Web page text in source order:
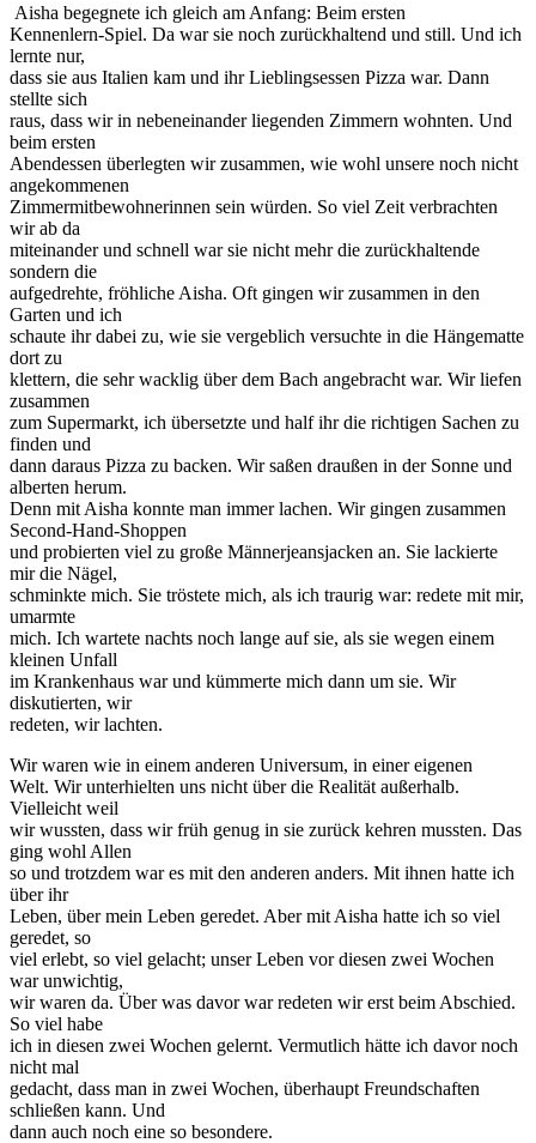
Aisha begegnete ich gleich am Anfang: Beim ersten
Kennenlern-Spiel. Da war sie noch zurückhaltend und still. Und ich
lernte nur,
dass sie aus Italien kam und ihr Lieblingsessen Pizza war. Dann
stellte sich
raus, dass wir in nebeneinander liegenden Zimmern wohnten. Und
beim ersten
Abendessen überlegten wir zusammen, wie wohl unsere noch nicht
angekommenen
Zimmermitbewohnerinnen sein würden. So viel Zeit verbrachten
wir ab da
miteinander und schnell war sie nicht mehr die zurückhaltende
sondern die
aufgedrehte, fröhliche Aisha. Oft gingen wir zusammen in den
Garten und ich
schaute ihr dabei zu, wie sie vergeblich versuchte in die Hängematte
dort zu
klettern, die sehr wacklig über dem Bach angebracht war. Wir liefen
zusammen
zum Supermarkt, ich übersetzte und half ihr die richtigen Sachen zu
finden und
dann daraus Pizza zu backen. Wir saßen draußen in der Sonne und
alberten herum.
Denn mit Aisha konnte man immer lachen. Wir gingen zusammen
Second-Hand-Shoppen
und probierten viel zu große Männerjeansjacken an. Sie lackierte
mir die Nägel,
schminkte mich. Sie tröstete mich, als ich traurig war: redete mit mir,
umarmte
mich. Ich wartete nachts noch lange auf sie, als sie wegen einem
kleinen Unfall
im Krankenhaus war und kümmerte mich dann um sie. Wir
diskutierten, wir
redeten, wir lachten.
Wir waren wie in einem anderen Universum, in einer eigenen
Welt. Wir unterhielten uns nicht über die Realität außerhalb.
Vielleicht weil
wir wussten, dass wir früh genug in sie zurück kehren mussten. Das
ging wohl Allen
so und trotzdem war es mit den anderen anders. Mit ihnen hatte ich
über ihr
Leben, über mein Leben geredet. Aber mit Aisha hatte ich so viel
geredet, so
viel erlebt, so viel gelacht; unser Leben vor diesen zwei Wochen
war unwichtig,
wir waren da. Über was davor war redeten wir erst beim Abschied.
So viel habe
ich in diesen zwei Wochen gelernt. Vermutlich hätte ich davor noch
nicht mal
gedacht, dass man in zwei Wochen, überhaupt Freundschaften
schließen kann. Und
dann auch noch eine so besondere.